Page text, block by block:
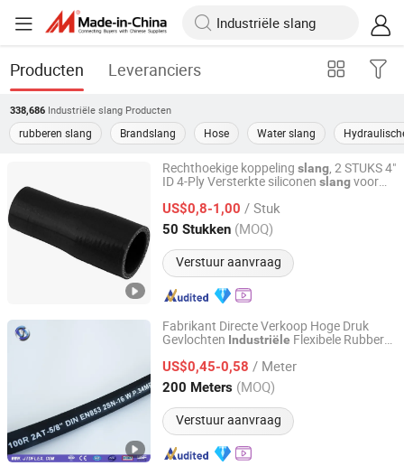
Producten Leveranciers
338,686 Industriële slang Producten
rubberen slang Brandslang Hose Water slang
Rechthoekige koppeling slang, 2 STUKS 4"
ID 4-Ply Versterkte siliconen slangvoor
US$0,8-1,00 / Stuk
50 Stukken (MOQ)
Verstuur aanvraag
Qinghe County Luotai Auto Parts Co., Ltd.
Hebei, China Sinds 2026
Fabrikant Directe Verkoop Hoge Druk
Gevlochten Industriële Flexibele Rubber
En853 2sn met Twee Stalen Draad
Gevlochten
US$0,45-0,58 / Meter
200 Meters (MOQ)
Verstuur aanvraag
Juye Jintongda Pipe Industry Co., Ltd
Shandong, China Sinds 2024